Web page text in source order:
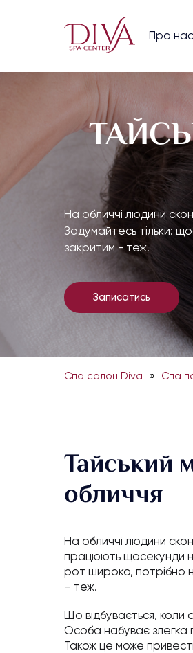
Про нас
На обличчі людини
Задумайтесь тільки:
закритим - теж.
Записатись
Спа салон Diva » Спа
Тайський
обличчя
На обличчі людини
працюють щосекунди
рот широко, потрібно
– теж.
Що відбувається, коли
Особа набуває злегка
Також це може